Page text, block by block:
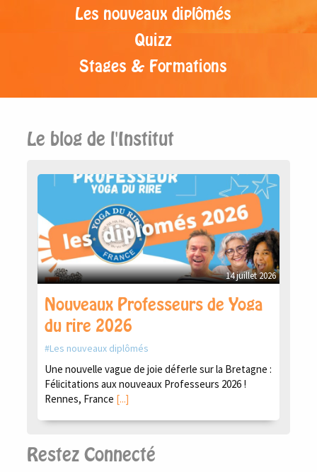
Les nouveaux diplômés
Quizz
Stages & Formations
Le blog de l'Institut
14 juillet 2026
Nouveaux Professeurs de Yoga
du rire 2026
Les nouveaux diplômés
Une nouvelle vague de joie déferle sur la Bretagne :
Félicitations aux nouveaux Professeurs 2026 !
Rennes, France [...]
Restez Connecté